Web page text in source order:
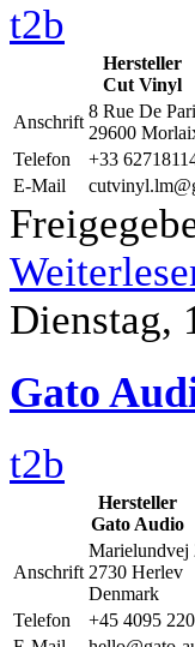
t2b
Hersteller
Cut Vinyl
Anschrift
8 Rue De
29600
Telefon
+33
E-Mail
Dienstag,
Gato
t2b
Hersteller
Gato Audio
Anschrift
Marielundvej
2730 Herlev
Denmark
Telefon
+45 4095